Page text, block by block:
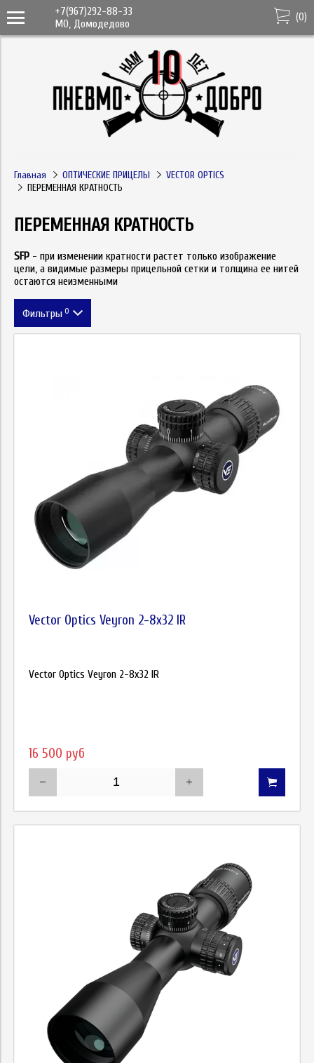
+7(967)292-88-33
МО, Домодедово
(0)
Главная ОПТИЧЕСКИЕ ПРИЦЕЛЫ
VECTOR OPTICS
ПЕРЕМЕННАЯ КРАТНОСТЬ
ПЕРЕМЕННАЯ КРАТНОСТЬ
SFP - при изменении кратности растет только изображение
цели, а видимые размеры прицельной сетки и толщина ее нитей
остаются неизменными
Фильтры 0
Vector Optics Veyron 2-8х32 IR
Vector Optics Veyron 2-8х32 IR
16 500 руб